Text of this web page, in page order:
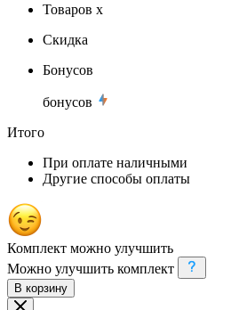
Товаров x
Скидка
Бонусов
бонусов
Итого
При оплате наличными
Другие способы оплаты
Комплект можно улучшить
Можно улучшить комплект
В корзину